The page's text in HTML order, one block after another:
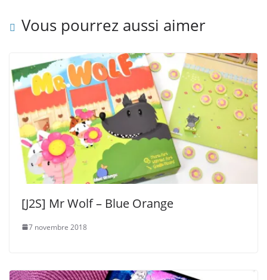
Vous pourrez aussi aimer
[J2S] Mr Wolf – Blue Orange
7 novembre 2018